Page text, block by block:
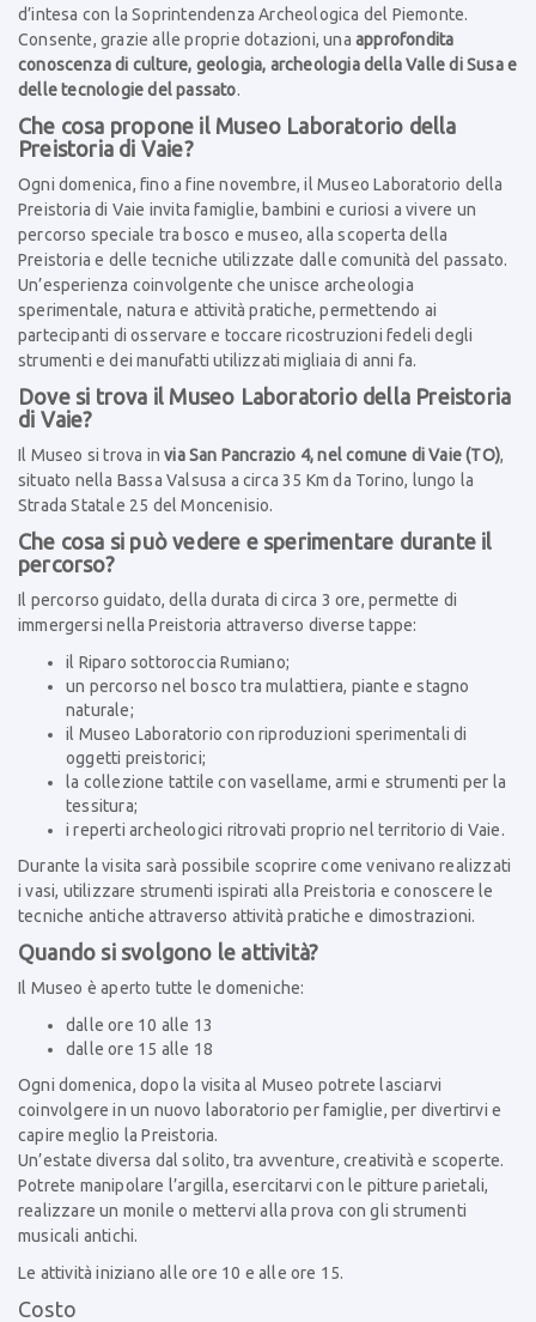
d’intesa con la Soprintendenza Archeologica del Piemonte.
Consente, grazie alle proprie dotazioni, una approfondita
conoscenza di culture, geologia, archeologia della Valle di Susa e
delle tecnologie del passato.
Che cosa propone il Museo Laboratorio della
Preistoria di Vaie?
Ogni domenica, fino a fine novembre, il Museo Laboratorio della
Preistoria di Vaie invita famiglie, bambini e curiosi a vivere un
percorso speciale tra bosco e museo, alla scoperta della
Preistoria e delle tecniche utilizzate dalle comunità del passato.
Un’esperienza coinvolgente che unisce archeologia
sperimentale, natura e attività pratiche, permettendo ai
partecipanti di osservare e toccare ricostruzioni fedeli degli
strumenti e dei manufatti utilizzati migliaia di anni fa.
Dove si trova il Museo Laboratorio della Preistoria
di Vaie?
Il Museo si trova invia San Pancrazio 4, nel comune di Vaie (TO),
situato nella Bassa Valsusa a circa 35 Km da Torino, lungo la
Strada Statale 25 del Moncenisio.
Che cosa si può vedere e sperimentare durante il
percorso?
Il percorso guidato, della durata di circa 3 ore, permette di
immergersi nella Preistoria attraverso diverse tappe:
il Riparo sottoroccia Rumiano;
un percorso nel bosco tra mulattiera, piante e stagno
naturale;
il Museo Laboratorio con riproduzioni sperimentali di
oggetti preistorici;
la collezione tattile con vasellame, armi e strumenti per la
tessitura;
i reperti archeologici ritrovati proprio nel territorio di Vaie.
Durante la visita sarà possibile scoprire come venivano realizzati
i vasi, utilizzare strumenti ispirati alla Preistoria e conoscere le
tecniche antiche attraverso attività pratiche e dimostrazioni.
Quando si svolgono le attività?
Il Museo è aperto tutte le domeniche:
dalle ore 10 alle 13
dalle ore 15 alle 18
Ogni domenica, dopo la visita al Museo potrete lasciarvi
coinvolgere in un nuovo laboratorio per famiglie, per divertirvi e
capire meglio la Preistoria.
Un’estate diversa dal solito, tra avventure, creatività e scoperte.
Potrete manipolare l’argilla, esercitarvi con le pitture parietali,
realizzare un monile o mettervi alla prova con gli strumenti
musicali antichi.
Le attività iniziano alle ore 10 e alle ore 15.
Costo